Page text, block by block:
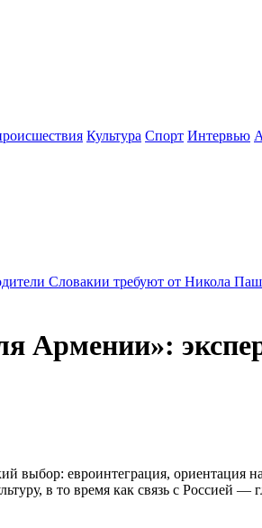
Культура Спорт Интервью
требуют от Никола Пашиняна
Армении»:
выбор: евроинтеграция,
в то время как связь с Россией —